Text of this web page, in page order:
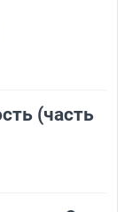
(часть